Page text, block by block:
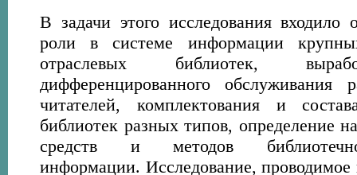
В задачи этого исследования входило
роли в системе информации
отраслевых библиотек,
дифференцированного обслуживания
читателей, комплектования и
библиотек разных типов, определение
средств и методов библиотечно-
информации. Исследование,